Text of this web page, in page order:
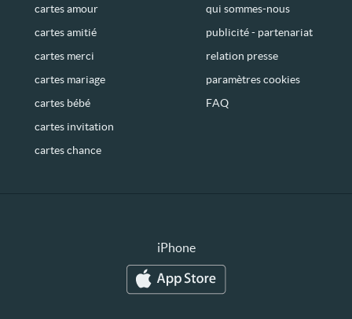
cartes amour
cartes amitié
cartes merci
cartes mariage
cartes bébé
cartes invitation
cartes chance
qui sommes-nous
publicité - partenariat
relation presse
paramètres cookies
FAQ
iPhone